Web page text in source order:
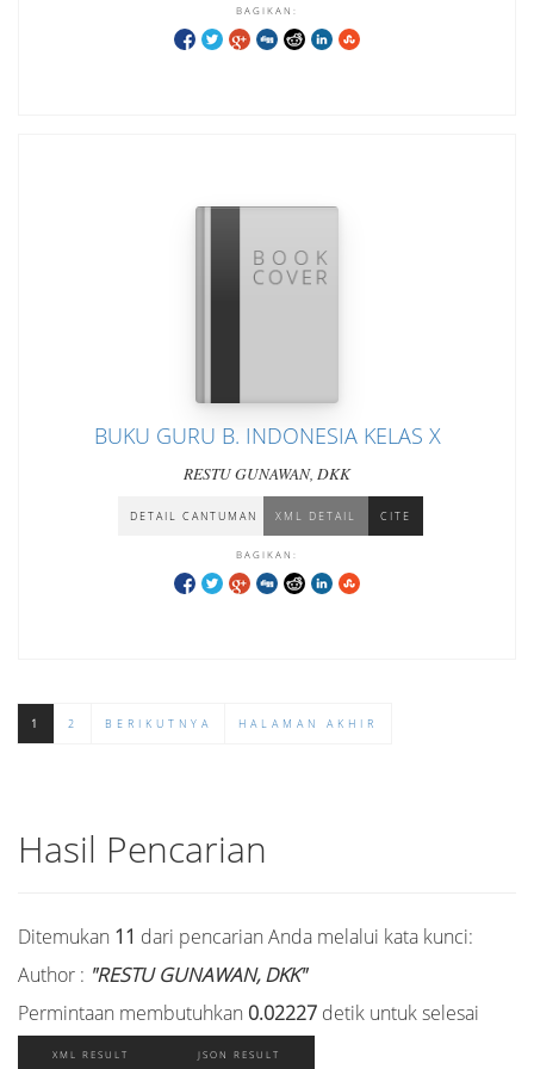
BAGIKAN:
BUKU GURU B. INDONESIA KELAS X
RESTU GUNAWAN, DKK
DETAIL CANTUMAN XML DETAIL CITE
BAGIKAN:
1 2 BERIKUTNYA HALAMAN AKHIR
Hasil Pencarian
Ditemukan 11 dari pencarian Anda melalui kata kunci:
Author : "RESTU GUNAWAN, DKK"
Permintaan membutuhkan 0.02227 detik untuk selesai
XML RESULT JSON RESULT